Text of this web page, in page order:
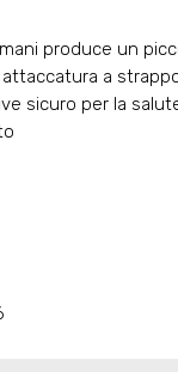
produce un
a
sicuro per la